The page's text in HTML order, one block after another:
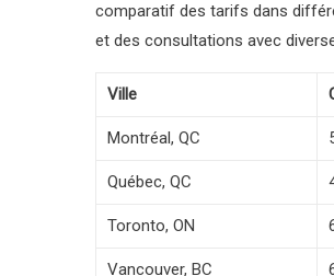
comparatif des tarifs dans
et des consultations avec
Ville
Montréal, QC
Québec, QC
Toronto, ON
Vancouver, BC